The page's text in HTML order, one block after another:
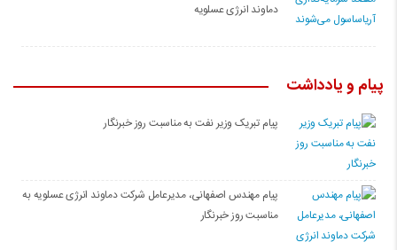
دماوند انرژی عسلویه
پیام و یادداشت
پیام تبریک وزیر نفت به مناسبت روز خبرنگار
پیام مهندس اصفهانی، مدیرعامل شرکت دماوند انرژی عسلویه به
مناسبت روز خبرنگار